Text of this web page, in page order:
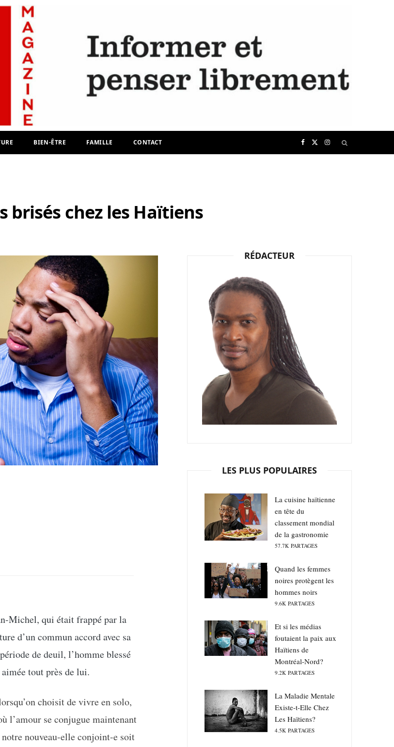
F I
BIEN-ÊTRE FAMILLE CONTACT
brisés chez les Haïtiens
Michel, qui était frappé par la
d’un commun accord avec sa
de deuil, l’homme blessé
tout près de lui.
choisit de vivre en solo,
l’amour se conjugue maintenant
nouveau-elle conjoint-e soit
RÉDACTEUR
LES PLUS POPULAIRES
La cuisine haïtienne
en tête du
classement mondial
de la gastronomie
57.7K PARTAGES
Quand les femmes
noires protègent les
hommes noirs
9.6K PARTAGES
Et si les médias
foutaient la paix aux
Haïtiens de
Montréal-Nord?
9.2K PARTAGES
La Maladie Mentale
Existe-t-Elle Chez
Les Haïtiens?
4.5K PARTAGES